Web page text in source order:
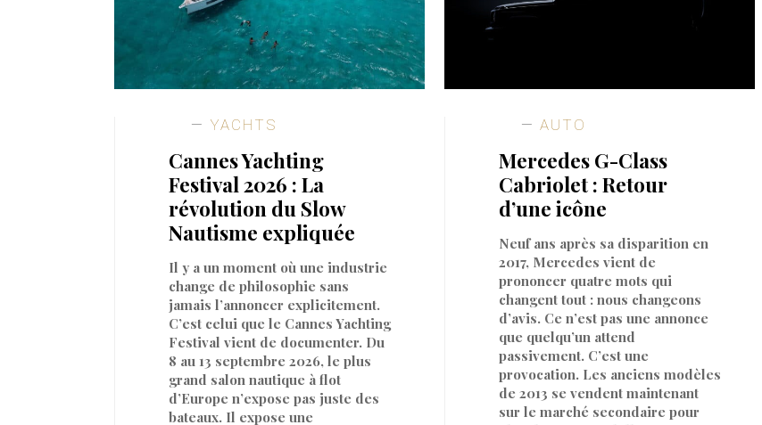
YACHTS
Cannes Yachting
Festival 2026 : La
révolution du Slow
Nautisme expliquée
Il y a un moment où une industrie
change de philosophie sans
jamais l’annoncer explicitement.
C’est celui que le Cannes Yachting
Festival vient de documenter. Du
8 au 13 septembre 2026, le plus
grand salon nautique à flot
d’Europe n’expose pas juste des
bateaux. Il expose une
AUTO
Mercedes G-Class
Cabriolet : Retour
d’une icône
Neuf ans après sa disparition en
2017, Mercedes vient de
prononcer quatre mots qui
changent tout : nous changeons
d’avis. Ce n’est pas une annonce
que quelqu’un attend
passivement. C’est une
provocation. Les anciens modèles
de 2013 se vendent maintenant
sur le marché secondaire pour